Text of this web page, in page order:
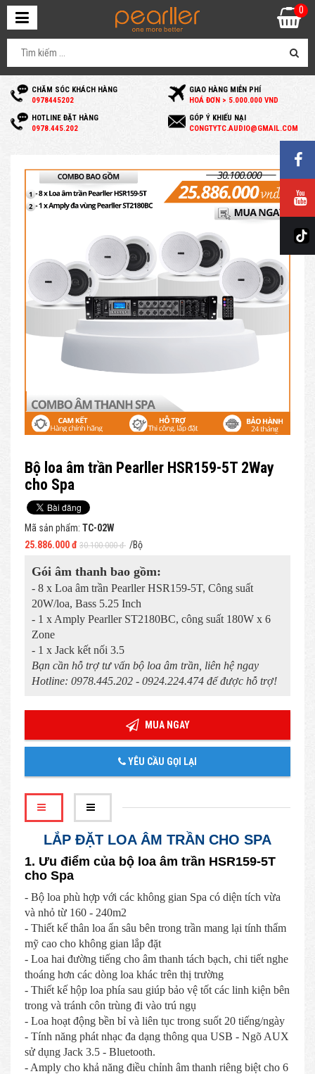
CHĂM SÓC KHÁCH HÀNG
0978445202
GIAO HÀNG MIỄN PHÍ
HOÁ ĐƠN > 5.000.000 VND
HOTLINE ĐẶT HÀNG
0978.445.202
GÓP Ý KHIẾU NẠI
CONGTYTC.AUDIO@GMAIL.COM
0
Bộ loa âm trần Pearller HSR159-5T 2Way
cho Spa
Mã sản phẩm: TC-02W
25.886.000 đ 30.100.000 đ /Bộ
Gói âm thanh bao gồm:
- 8 x Loa âm trần Pearller HSR159-5T, Công suất
20W/loa, Bass 5.25 Inch
- 1 x Amply Pearller ST2180BC, công suất 180W x 6
Zone
- 1 x Jack kết nối 3.5
Bạn cần hỗ trợ tư vấn bộ loa âm trần, liên hệ ngay
Hotline: 0978.445.202 - 0924.224.474 để được hỗ trợ!
MUA NGAY
YÊU CẦU GỌI LẠI
LẮP ĐẶT LOA ÂM TRẦN CHO SPA
1. Ưu điểm của bộ loa âm trần HSR159-5T
cho Spa
- Bộ loa phù hợp với các không gian Spa có diện tích vừa
và nhỏ từ 160 - 240m2
- Thiết kế thân loa ẩn sâu bên trong trần mang lại tính thẩm
mỹ cao cho không gian lắp đặt
- Loa hai đường tiếng cho âm thanh tách bạch, chi tiết nghe
thoáng hơn các dòng loa khác trên thị trường
- Thiết kế hộp loa phía sau giúp bảo vệ tốt các linh kiện bên
trong và tránh côn trùng đi vào trú ngụ
- Loa hoạt động bền bỉ và liên tục trong suốt 20 tiếng/ngày
- Tính năng phát nhạc đa dạng thông qua USB - Ngõ AUX
sử dụng Jack 3.5 - Bluetooth.
- Amply cho khả năng điều chỉnh âm thanh riêng biệt cho 6